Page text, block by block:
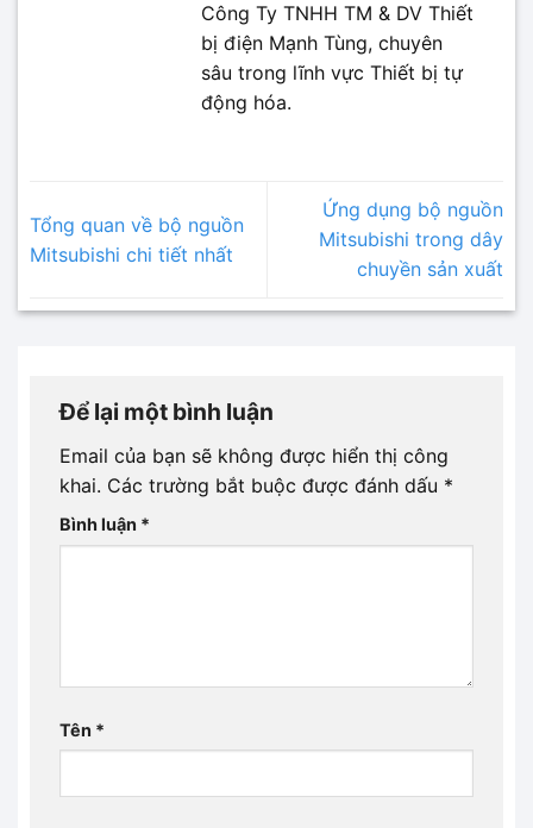
Công Ty TNHH TM & DV Thiết
bị điện Mạnh Tùng, chuyên
sâu trong lĩnh vực Thiết bị tự
động hóa.
Tổng quan về bộ nguồn
Mitsubishi chi tiết nhất
Ứng dụng bộ nguồn
Mitsubishi trong dây
chuyền sản xuất
Để lại một bình luận
Email của bạn sẽ không được hiển thị công
khai. Các trường bắt buộc được đánh dấu *
Bình luận *
Tên *